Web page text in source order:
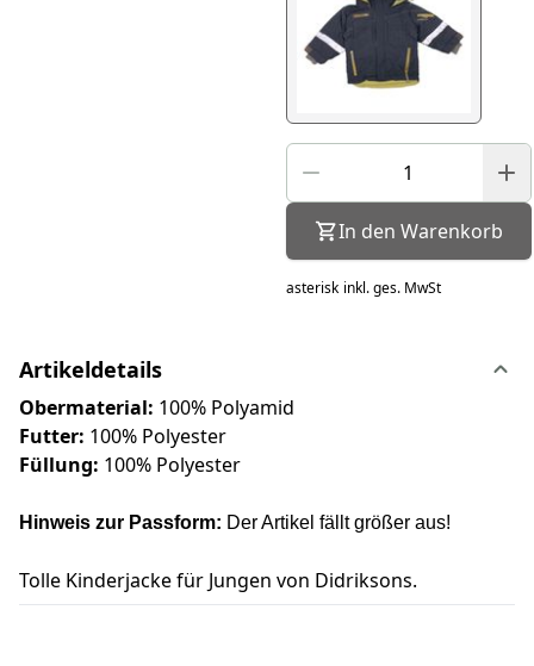
In den Warenkorb
asterisk inkl. ges. MwSt
Artikeldetails
Obermaterial: 100% Polyamid
Futter: 100% Polyester
Füllung: 100% Polyester
Hinweis zur Passform: Der Artikel fällt größer aus!
Tolle Kinderjacke für Jungen von Didriksons.